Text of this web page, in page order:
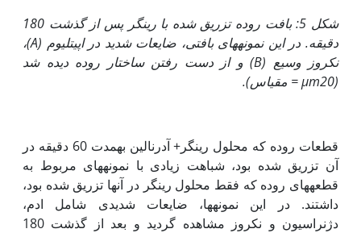
شکل 5: بافت روده تزریق شده با رینگر پس از گذشت 180
دقیقه. در این نمونه‏های بافتی، ضایعات شدید در اپی‏تلیوم (A)،
نکروز وسیع (B) و از دست رفتن ساختار روده دیده شد
(
µm20 = مقیاس).
قطعات روده که محلول رینگر+ آدرنالین به‏مدت 60 دقیقه در
آن تزریق شده بود، شباهت زیادی با نمونه‏های مربوط به
قطعه‏های روده که فقط محلول رینگر در آن‏ها تزریق شده بود،
داشتند. در این نمونه‏ها، ضایعات شدیدی شامل ادم،
دژنراسیون و نکروز مشاهده گردید و بعد از گذشت 180